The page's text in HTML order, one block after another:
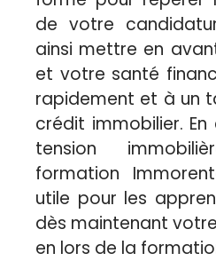
de votre
ainsi mettre en
et votre santé
rapidement et à un
crédit immobilier.
tension
formation
utile pour les
dès maintenant
en lors de la